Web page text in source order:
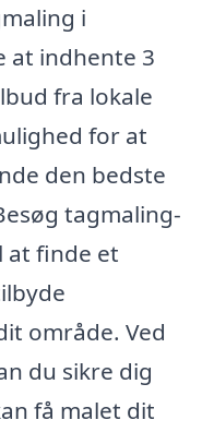
i
at indhente 3
fra lokale
for at
den bedste
tagmaling-
at finde et
område. Ved
du sikre dig
få malet dit